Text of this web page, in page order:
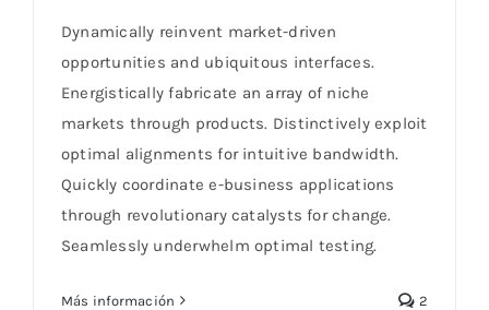
Dynamically reinvent market-driven
opportunities and ubiquitous interfaces.
Energistically fabricate an array of niche
markets through products. Distinctively exploit
optimal alignments for intuitive bandwidth.
Quickly coordinate e-business applications
through revolutionary catalysts for change.
Seamlessly underwhelm optimal testing.
Más información 2